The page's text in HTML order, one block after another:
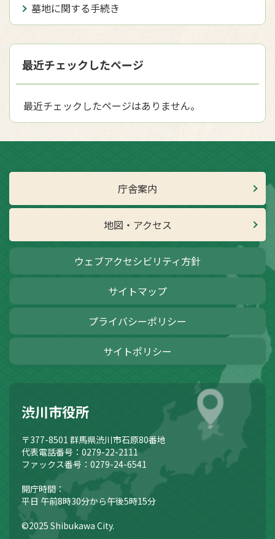
墓地に関する手続き
最近チェックしたページ
最近チェックしたページはありません。
庁舎案内
地図・アクセス
ウェブアクセシビリティ方針
サイトマップ
プライバシーポリシー
サイトポリシー
渋川市役所
〒377-8501 群馬県渋川市石原80番地
代表電話番号：0279-22-2111
ファックス番号：0279-24-6541
開庁時間：
平日 午前8時30分から午後5時15分
©2025 Shibukawa City.